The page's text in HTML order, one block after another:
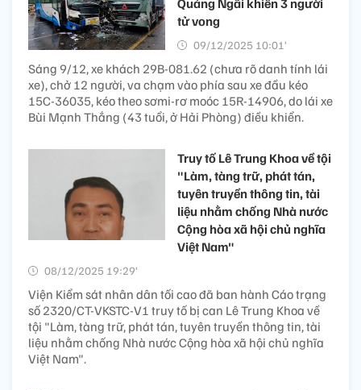
tử vong
09/12/2025 10:01’
Sáng 9/12, xe khách 29B-081.62 (chưa rõ danh tính lái
xe), chở 12 người, va chạm vào phía sau xe đầu kéo
15C-36035, kéo theo sơmi-rơ moóc 15R-14906, do lái xe
Bùi Mạnh Thắng (43 tuổi, ở Hải Phòng) điều khiển.
Truy tố Lê Trung Khoa về tội
"Làm, tàng trữ, phát tán,
tuyên truyền thông tin, tài
liệu nhằm chống Nhà nước
Cộng hòa xã hội chủ nghĩa
Việt Nam"
08/12/2025 19:29’
Viện Kiểm sát nhân dân tối cao đã ban hành Cáo trạng
số 2320/CT-VKSTC-V1 truy tố bị can Lê Trung Khoa về
tội "Làm, tàng trữ, phát tán, tuyên truyền thông tin, tài
liệu nhằm chống Nhà nước Cộng hòa xã hội chủ nghĩa
Việt Nam".